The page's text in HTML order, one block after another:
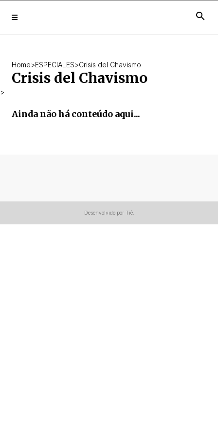
search
Home>ESPECIALES>Crisis del Chavismo
Crisis del Chavismo
>
Ainda não há conteúdo aqui...
Desenvolvido por Tiê.